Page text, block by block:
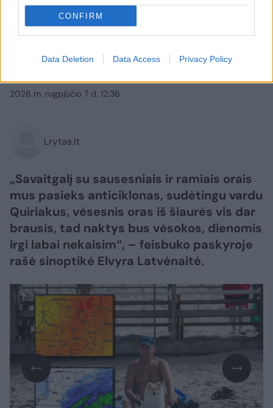
CONFIRM
Data Deletion Data Access Privacy Policy
Gamta Orai
Po siautusių audrų – žinomos
savaitgalį ir kitą savaitę
2026 m. rugpjūčio 7 d. 12:36
Lrytas.lt
„Savaitgalį su sausesniais ir ramiais orais
mus pasieks anticiklonas, sudėtingu vardu
Quiriakus, vėsesnis oras iš šiaurės vis dar
brausis, tad naktys bus vėsokos, dienomis
irgi labai nekaisim“, – feisbuko paskyroje
rašė sinoptikė Elvyra Latvėnaitė.